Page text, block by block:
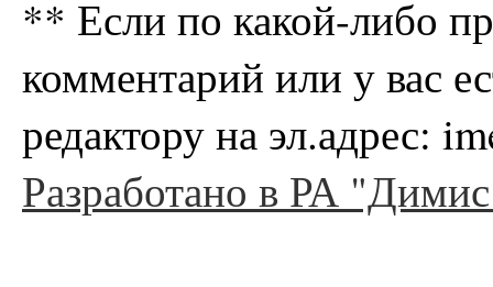
** Если по какой-либо
комментарий или у вас
редактору на эл.адрес:
Разработано в РА